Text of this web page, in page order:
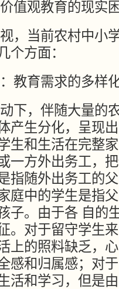
值观教育的现实
，当前农村中小
个方面：
教育需求的多样
下，伴随大量的
产生分化，呈现
生和生活在完整
一方外出务工，
指随外出务工的
庭中的学生是指
子。由于各 自的
。对于留守学生
上的照料缺乏，
感和归属感；对
活和学习，但是